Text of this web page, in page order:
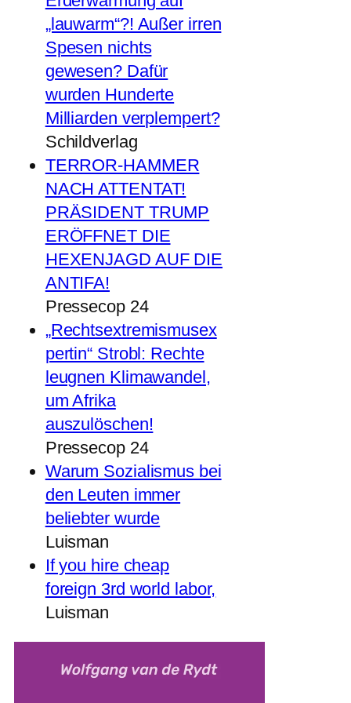
„lauwarm“?! Außer irren
Spesen nichts
gewesen? Dafür
wurden Hunderte
Milliarden verplempert?
Schildverlag
TERROR-HAMMER
NACH ATTENTAT!
PRÄSIDENT TRUMP
ERÖFFNET DIE
HEXENJAGD AUF DIE
ANTIFA!
Pressecop 24
„Rechtsextremismusex
pertin“ Strobl: Rechte
leugnen Klimawandel,
um Afrika
auszulöschen!
Pressecop 24
Warum Sozialismus bei
den Leuten immer
beliebter wurde
Luisman
If you hire cheap
foreign 3rd world labor,
Luisman